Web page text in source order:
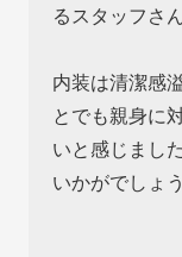
るスタッフさ
内装は清潔感
とでも親身に
いと感じまし
いかがでしょう